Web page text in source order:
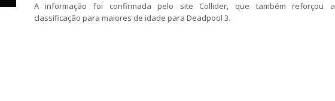
A informação foi confirmada pelo site Collider, que também reforçou a
classificação para maiores de idade para Deadpool 3.